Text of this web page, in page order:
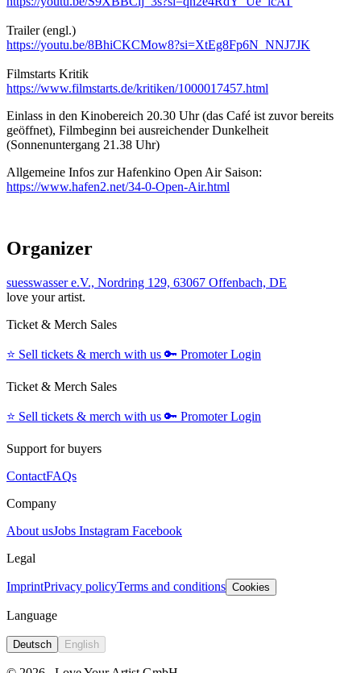
Trailer (engl.)
https://youtu.be/8BhiCKCMow8?si=XtEg8Fp6N_NNJ7JK
Filmstarts Kritik
https://www.filmstarts.de/kritiken/1000017457.html
Einlass in den Kinobereich 20.30 Uhr (das Café ist zuvor bereits
geöffnet), Filmbeginn bei ausreichender Dunkelheit
(Sonnenuntergang 21.38 Uhr)
Allgemeine Infos zur Hafenkino Open Air Saison:
https://www.hafen2.net/34-0-Open-Air.html
Organizer
suesswasser e.V., Nordring 129, 63067 Offenbach, DE
love your artist.
Ticket & Merch Sales
⭐️ Sell tickets & merch with us 🔑 Promoter Login
Ticket & Merch Sales
⭐️ Sell tickets & merch with us 🔑 Promoter Login
Support for buyers
ContactFAQs
Company
About usJobs Instagram Facebook
Legal
ImprintPrivacy policyTerms and conditions Cookies
Language
Deutsch English